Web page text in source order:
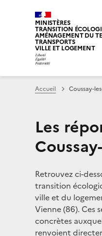
MINISTÈRES
TRANSITION
AMÉNAGEMENT DU
TRANSPORTS
VILLE ET LOGEMENT
Accueil Coussay-
Les
Retrouvez ci-
transition
ville et du
Vienne (86). Ces
concrètes
renvoient